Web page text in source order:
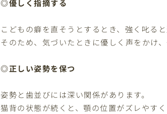
◎優しく指摘する
こどもの癖を直そうとするとき、強く叱る
そのため、気づいたときに優しく声をかけ
◎正しい姿勢を保つ
姿勢と歯並びには深い関係があります。
猫背の状態が続くと、顎の位置がズレやす